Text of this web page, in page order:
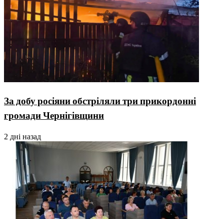
За добу росіяни обстріляли три прикордонні
громади Чернігівщини
2 дні назад